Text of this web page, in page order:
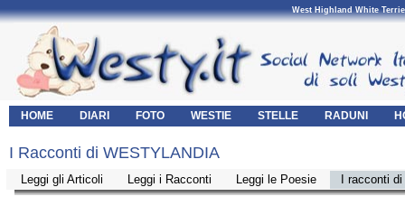
West Highland White
HOME DIARI FOTO WESTIE STELLE RADUNI
I Racconti di WESTYLANDIA
Leggi gli Articoli Leggi i Racconti Leggi le Poesie I racconti